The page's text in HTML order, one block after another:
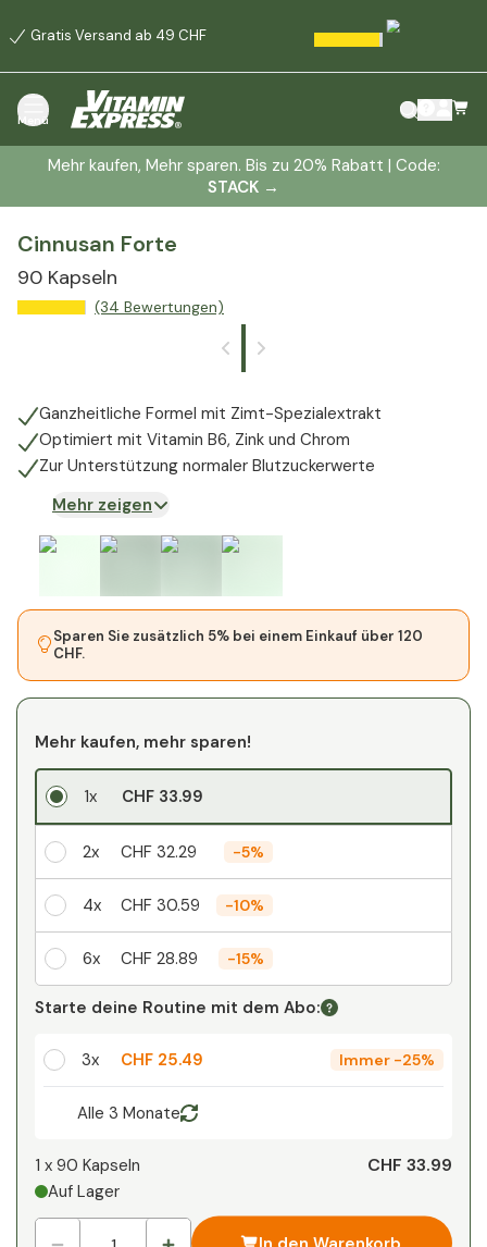
Gratis Versand ab 49 CHF
Menü
Mehr kaufen, Mehr sparen. Bis zu 20% Rabatt | Code:
STACK →
Cinnusan Forte
90 Kapseln
(34 Bewertungen)
Ganzheitliche Formel mit Zimt-Spezialextrakt
Optimiert mit Vitamin B6, Zink und Chrom
Zur Unterstützung normaler Blutzuckerwerte
Mehr zeigen
Sparen Sie zusätzlich 5% bei einem Einkauf über 120
CHF.
Mehr kaufen, mehr sparen!
1x CHF 33.99
2x CHF 32.29 -5%
4x CHF 30.59 -10%
6x CHF 28.89 -15%
Ihr persönlicher Rabatt
-%
Starte deine Routine mit dem Abo:
3x CHF 25.49 Immer -25%
Alle 3 Monate
1 x 90 Kapseln
Auf Lager
CHF 33.99